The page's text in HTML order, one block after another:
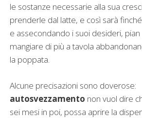
le sostanze necessarie alla sua
prenderle dal latte, e così sarà
e assecondando i suoi desideri,
mangiare di più a tavola
la poppata.
Alcune precisazioni sono doverose:
autosvezzamento non vuol dire
sei mesi in poi, possa aprire la